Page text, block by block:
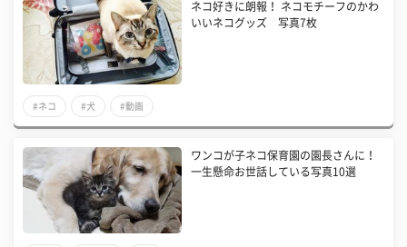
ネコ好きに朗報！ ネコモチーフのかわ
いいネコグッズ 写真7枚
#ネコ #犬 #動画
ワンコが子ネコ保育園の園長さんに！
一生懸命お世話している写真10選